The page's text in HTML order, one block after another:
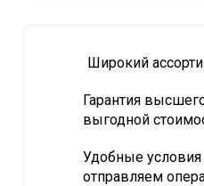
Широкий
Гарантия
выгодной
Удобные условия
отправляем